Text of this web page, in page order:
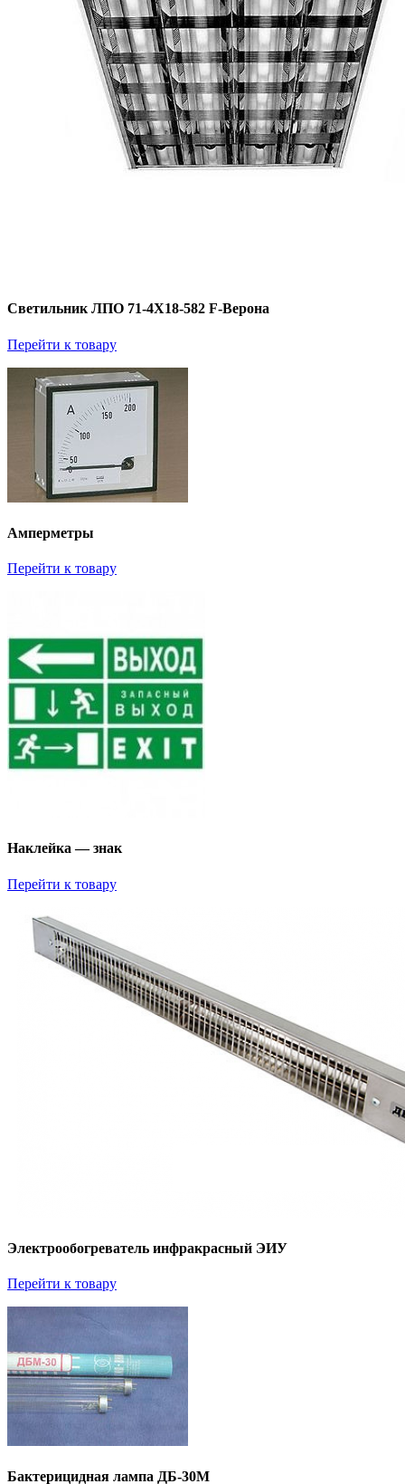
Светильник ЛПО 71-4Х18-582 F-Верона
Перейти к товару
Амперметры
Перейти к товару
Наклейка — знак
Перейти к товару
Электрообогреватель инфракрасный ЭИУ
Перейти к товару
Бактерицидная лампа ДБ-30М